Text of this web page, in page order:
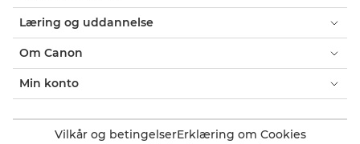
Læring og uddannelse
Om Canon
Min konto
Vilkår og betingelserErklæring om Cookies